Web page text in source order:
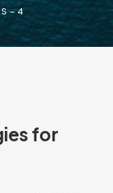
– 4
for